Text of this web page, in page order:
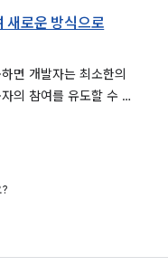
로운 방식으로
면 개발자는 최소한의
의 참여를 유도할 수 있